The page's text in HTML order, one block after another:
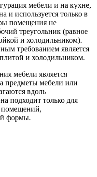
мебели и на кухне,
и используется только в
помещения не
треугольник (равное
и холодильником).
требованием является
и холодильником.
мебели является
предметы мебели или
вдоль
подходит только для
помещений,
формы.